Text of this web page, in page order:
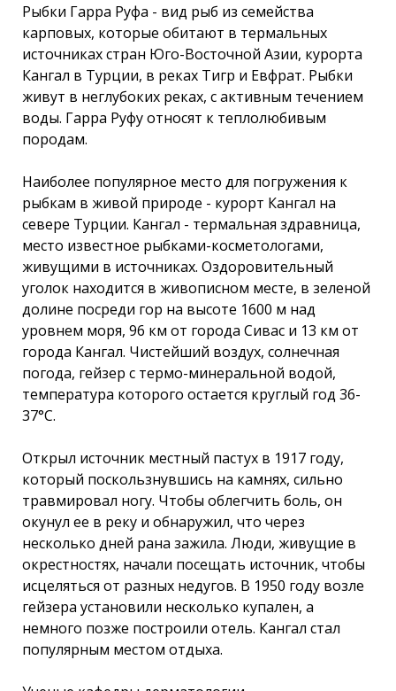
Рыбки Гарра Руфа - вид рыб из семейства
карповых, которые обитают в термальных
источниках стран Юго-Восточной Азии, курорта
Кангал в Турции, в реках Тигр и Евфрат. Рыбки
живут в неглубоких реках, с активным течением
воды. Гарра Руфу относят к теплолюбивым
породам.
Наиболее популярное место для погружения к
рыбкам в живой природе - курорт Кангал на
севере Турции. Кангал - термальная здравница,
место известное рыбками-косметологами,
живущими в источниках. Оздоровительный
уголок находится в живописном месте, в зеленой
долине посреди гор на высоте 1600 м над
уровнем моря, 96 км от города Сивас и 13 км от
города Кангал. Чистейший воздух, солнечная
погода, гейзер с термо-минеральной водой,
температура которого остается круглый год 36-
37°С.
Открыл источник местный пастух в 1917 году,
который поскользнувшись на камнях, сильно
травмировал ногу. Чтобы облегчить боль, он
окунул ее в реку и обнаружил, что через
несколько дней рана зажила. Люди, живущие в
окрестностях, начали посещать источник, чтобы
исцеляться от разных недугов. В 1950 году возле
гейзера установили несколько купален, а
немного позже построили отель. Кангал стал
популярным местом отдыха.